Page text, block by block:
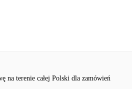
na terenie całej Polski dla zamówień